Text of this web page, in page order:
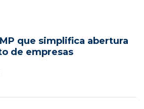
que simplifica abertura
de empresas